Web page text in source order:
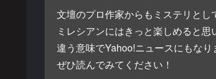
文壇のプロ作家からもミステリとし
ミレシアンにはきっと楽しめると思
違う意味でYahoo!ニュースにもなり
ぜひ読んでみてください！